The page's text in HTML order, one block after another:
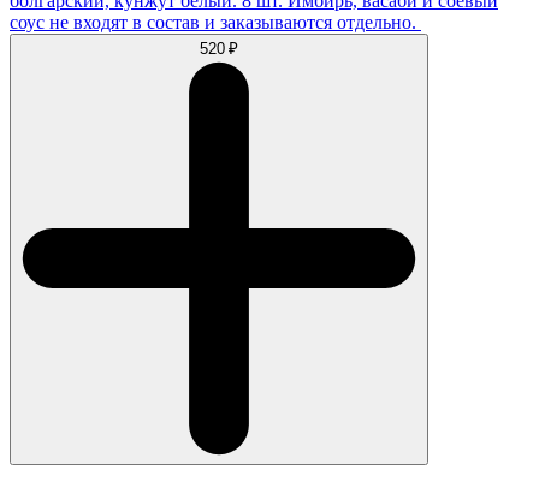
соус не входят в состав и заказываются отдельно.
520 ₽